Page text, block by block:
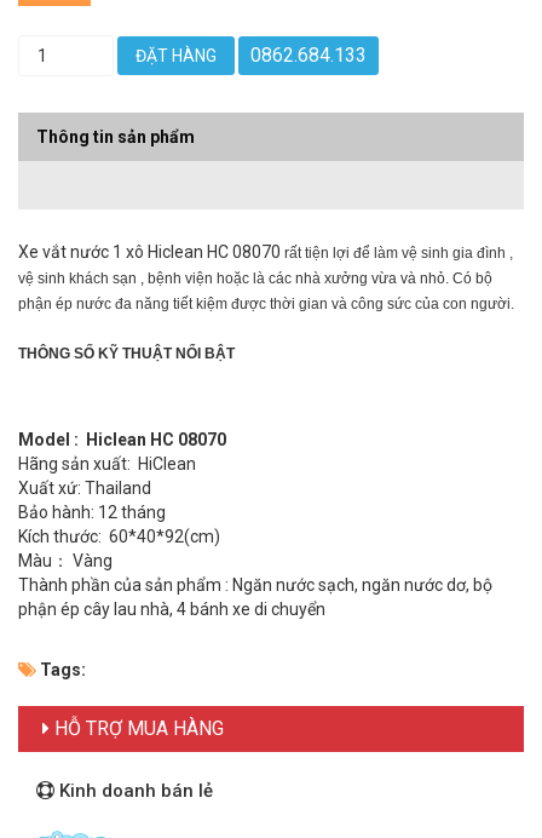
ĐẶT HÀNG 0862.684.133
Thông tin sản phẩm
Xe vắt nước 1 xô Hiclean HC 08070 rất tiện lợi để làm vệ sinh gia đình ,
vệ sinh khách sạn , bệnh viện hoặc là các nhà xưởng vừa và nhỏ. Có bộ
phận ép nước đa năng tiết kiệm được thời gian và công sức của con người.
THÔNG SỐ KỸ THUẬT NỔI BẬT
Model : Hiclean HC 08070
Hãng sản xuất: HiClean
Xuất xứ: Thailand
Bảo hành: 12 tháng
Kích thước: 60*40*92(cm)
Màu： Vàng
Thành phần của sản phẩm : Ngăn nước sạch, ngăn nước dơ, bộ
phận ép cây lau nhà, 4 bánh xe di chuyển
Tags:
HỖ TRỢ MUA HÀNG
Kinh doanh bán lẻ